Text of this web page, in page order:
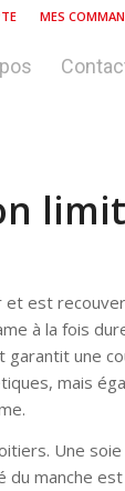
MES
et est
à la fois
garantit une
mais
Une
manche